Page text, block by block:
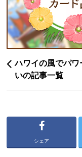
ハワイの風でパ
いの記事一覧
シェア